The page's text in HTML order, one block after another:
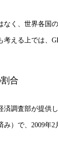
なく、世界各国
考える上では、
合
済調査部が提供
）で、2009年2